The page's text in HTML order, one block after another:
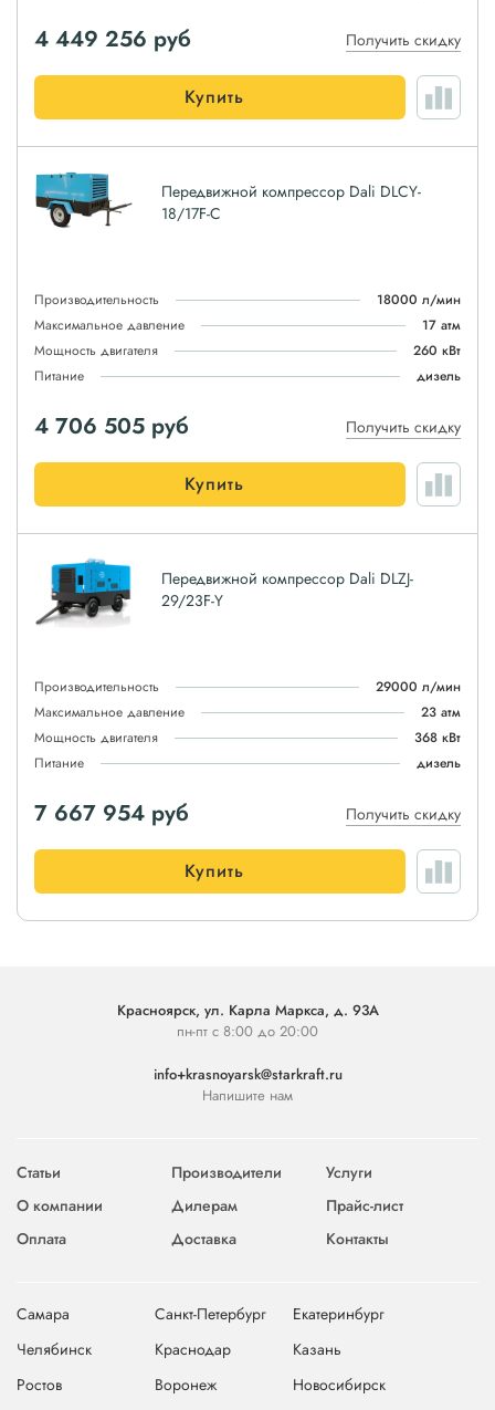
4 449 256 руб Получить скидку
Купить
Передвижной компрессор Dali DLCY-
18/17F-C
Производительность
18000 л/мин
Максимальное давление
17 атм
Мощность двигателя
260 кВт
Питание
дизель
4 706 505 руб Получить скидку
Купить
Передвижной компрессор Dali DLZJ-
29/23F-Y
Производительность
29000 л/мин
Максимальное давление
23 атм
Мощность двигателя
368 кВт
Питание
дизель
7 667 954 руб Получить скидку
Купить
Красноярск, ул. Карла Маркса, д. 93А
пн-пт с 8:00 до 20:00
info+krasnoyarsk@starkraft.ru
Напишите нам
Статьи Производители
Услуги
О компании
Дилерам
Прайс-лист
Оплата
Доставка Контакты
Самара Санкт-Петербург
Екатеринбург
Челябинск
Краснодар
Казань
Ростов
Воронеж
Новосибирск